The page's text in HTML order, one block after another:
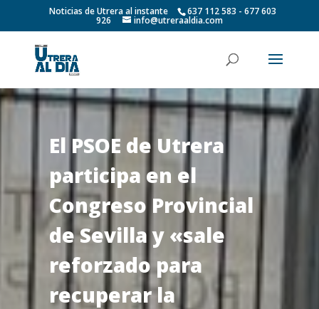
Noticias de Utrera al instante 637 112 583 - 677 603
926 info@utreraaldia.com
El PSOE de Utrera
participa en el
Congreso Provincial
de Sevilla y «sale
reforzado para
recuperar la